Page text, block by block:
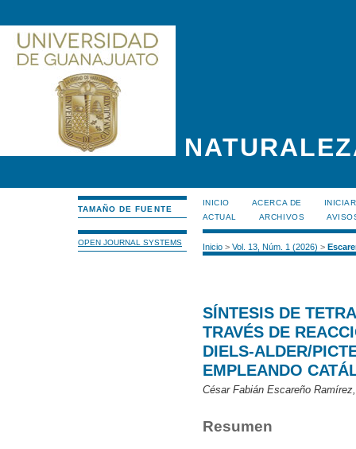
TAMAÑO DE FUENTE
OPEN JOURNAL SYSTEMS
INICIO ACERCA DE
ACTUAL
ARCHIVOS
Inicio> Vol. 13, Núm. 1 (2026) >
SÍNTESIS DE
TRAVÉS DE
DIELS-ALDER/
EMPLEANDO
César Fabián Escareño
Resumen